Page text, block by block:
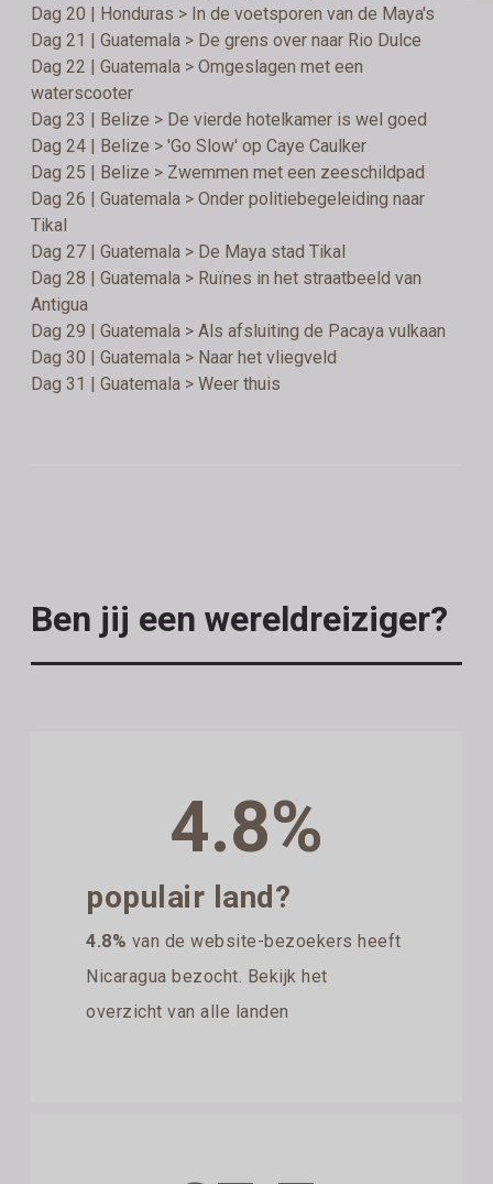
Dag 20 | Honduras > In de voetsporen van de Maya's
Dag 21 | Guatemala > De grens over naar Rio Dulce
Dag 22 | Guatemala > Omgeslagen met een
waterscooter
Dag 23 | Belize > De vierde hotelkamer is wel goed
Dag 24 | Belize > 'Go Slow' op Caye Caulker
Dag 25 | Belize > Zwemmen met een zeeschildpad
Dag 26 | Guatemala > Onder politiebegeleiding naar
Tikal
Dag 27 | Guatemala > De Maya stad Tikal
Dag 28 | Guatemala > Ruïnes in het straatbeeld van
Antigua
Dag 29 | Guatemala > Als afsluiting de Pacaya vulkaan
Dag 30 | Guatemala > Naar het vliegveld
Dag 31 | Guatemala > Weer thuis
Ben jij een wereldreiziger?
4.8%
populair land?
4.8% van de website-bezoekers heeft
Nicaragua bezocht. Bekijk het
overzicht van alle landen